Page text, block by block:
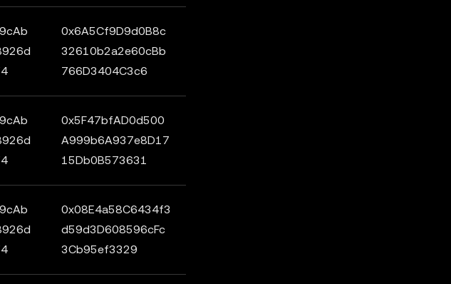
0x6A5Cf9D9d0B8c
32610b2a2e60cBb
766D3404C3c6
0x5F47bfAD0d500
A999b6A937e8D17
15Db0B573631
0x08E4a58C6434f3
d59d3D608596cFc
3Cb95ef3329